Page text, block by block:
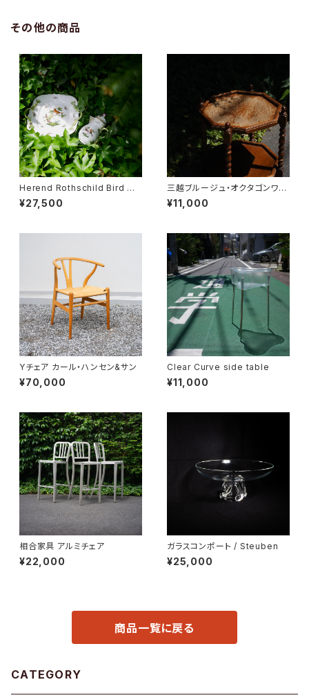
その他の商品
Herend Rothschild Bird ミ
ニティーポット
¥27,500
三越ブルージュ・オクタゴンワゴ
ン
¥11,000
Yチェア カール・ハンセン&サン
¥70,000
Clear Curve side table
¥11,000
相合家具 アルミチェア
¥22,000
ガラスコンポート / Steuben
¥25,000
商品一覧に戻る
CATEGORY